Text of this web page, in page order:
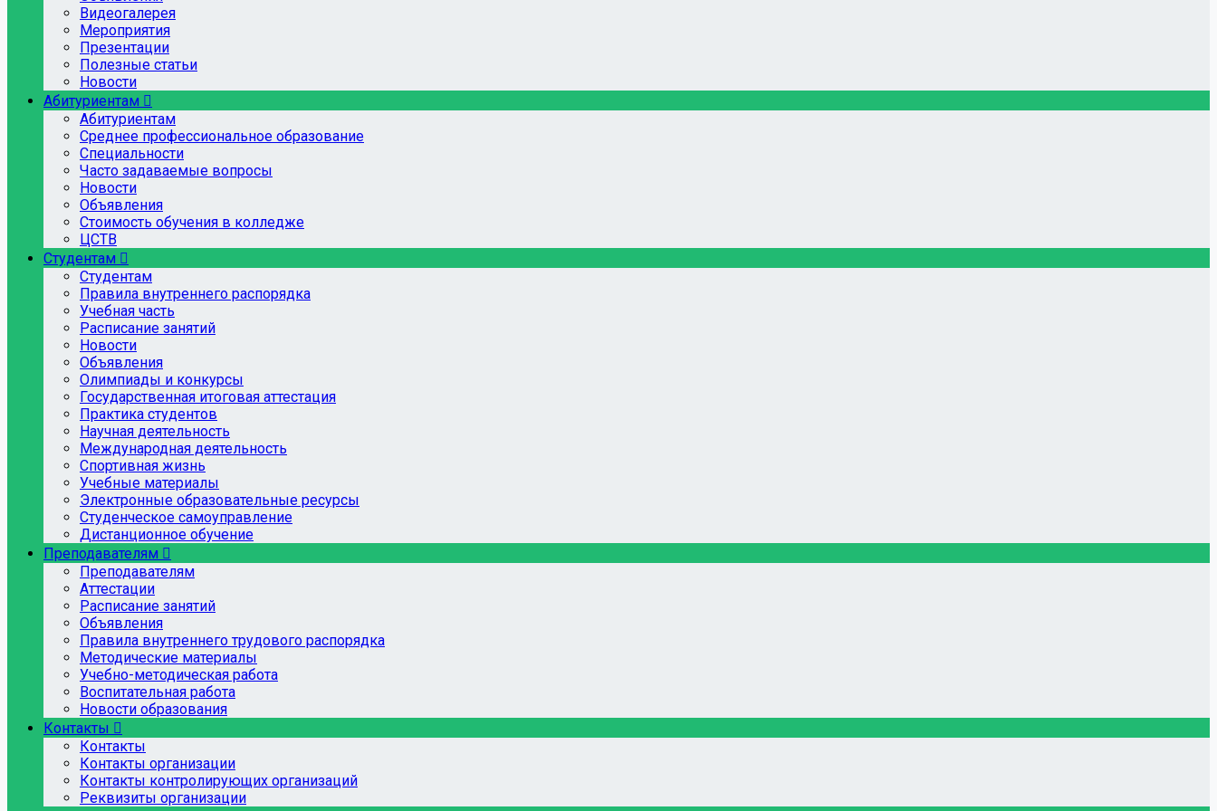
Видеогалерея
Мероприятия
Презентации
Полезные статьи
Новости
Абитуриентам
Абитуриентам
Среднее профессиональное образование
Специальности
Часто задаваемые вопросы
Новости
Объявления
Стоимость обучения в колледже
ЦСТВ
Студентам
Студентам
Правила внутреннего распорядка
Учебная часть
Расписание занятий
Новости
Объявления
Олимпиады и конкурсы
Государственная итоговая аттестация
Практика студентов
Научная деятельность
Международная деятельность
Спортивная жизнь
Учебные материалы
Электронные образовательные ресурсы
Студенческое самоуправление
Дистанционное обучение
Преподавателям
Преподавателям
Аттестации
Расписание занятий
Объявления
Правила внутреннего трудового распорядка
Методические материалы
Учебно-методическая работа
Воспитательная работа
Новости образования
Контакты
Контакты
Контакты организации
Контакты контролирующих организаций
Реквизиты организации